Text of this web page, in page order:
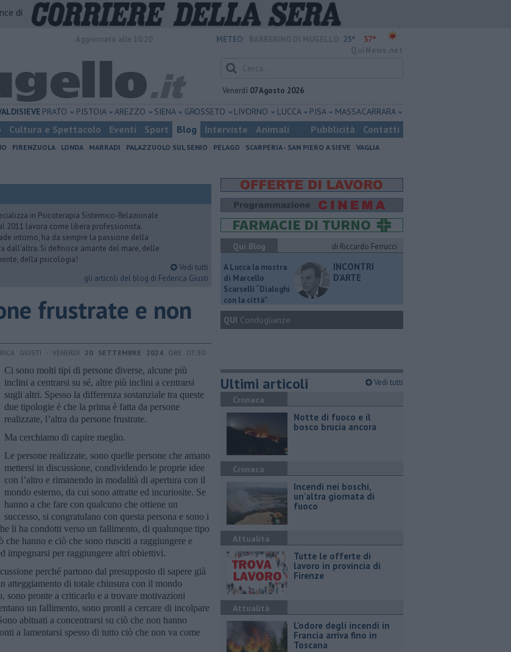
di
METEO: 25° 37°
Venerdì 07 Agosto 2026
PRATO PISTOIA AREZZO SIENA GROSSETO LIVORNO LUCCA PISA MASSA CARRARA
Cultura e Spettacolo Eventi Sport Blog Interviste Animali Pubblicità Contatti
FIRENZUOLA LONDA MARRADI PALAZZUOLO SUL SENIO PELAGO SCARPERIA - SAN PIERO A SIEVE
VAGLIA
in Psicoterapia Sistemico-Relazionale
2011 lavora come libera professionista.
intorno, ha da sempre la passione della
dall’altra. Si definisce amante del mare, delle
della psicologia!
Vedi tutti
gli articoli del blog di Federica Giusti
frustrate e non
GIUSTI - VENERDÌ 20 SETTEMBRE 2024 ORE 07:30
Ci sono molti tipi di persone diverse, alcune più
inclini a centrarsi su sé, altre più inclini a centrarsi
sugli altri. Spesso la differenza sostanziale tra queste
due tipologie è che la prima è fatta da persone
realizzate, l’altra da persone frustrate.
Ma cerchiamo di capire meglio.
Le persone realizzate, sono quelle persone che amano
mettersi in discussione, condividendo le proprie idee
con l’altro e rimanendo in modalità di apertura con il
mondo esterno, da cui sono attratte ed incuriosite. Se
hanno a che fare con qualcuno che ottiene un
successo, si congratulano con questa persona e sono i
li ha condotti verso un fallimento, di qualunque tipo
che hanno e ciò che sono riusciti a raggiungere e
impegnarsi per raggiungere altri obiettivi.
perché partono dal presupposto di sapere già
atteggiamento di totale chiusura con il mondo
sono pronte a criticarlo e a trovare motivazioni
un fallimento, sono pronti a cercare di incolpare
abituati a concentrarsi su ciò che non hanno
a lamentarsi spesso di tutto ciò che non va come
Qui Blog
di Riccardo Ferrucci
A Lucca la mostra
di Marcello
Scarselli “Dialoghi
con la città"
INCONTRI
D'ARTE
QUI Condoglianze
Ultimi articoli Vedi tutti
Cronaca
Notte di fuoco e il
bosco brucia ancora
Cronaca
Incendi nei boschi,
un'altra giornata di
fuoco
Attualità
​Tutte le offerte di
lavoro in provincia di
Firenze
Attualità
L'odore degli incendi in
Francia arriva fino in
Toscana